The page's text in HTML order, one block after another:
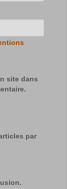
site dans
par